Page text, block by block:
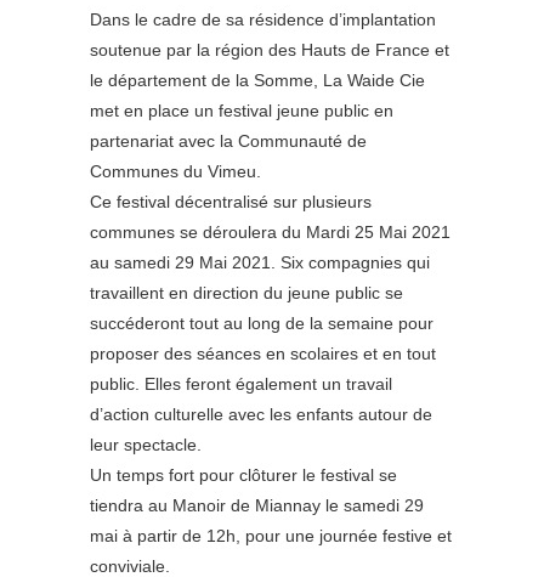
Dans le cadre de sa résidence d’implantation
soutenue par la région des Hauts de France et
le département de la Somme, La Waide Cie
met en place un festival jeune public en
partenariat avec la Communauté de
Communes du Vimeu.
Ce festival décentralisé sur plusieurs
communes se déroulera du Mardi 25 Mai 2021
au samedi 29 Mai 2021. Six compagnies qui
travaillent en direction du jeune public se
succéderont tout au long de la semaine pour
proposer des séances en scolaires et en tout
public. Elles feront également un travail
d’action culturelle avec les enfants autour de
leur spectacle.
Un temps fort pour clôturer le festival se
tiendra au Manoir de Miannay le samedi 29
mai à partir de 12h, pour une journée festive et
conviviale.